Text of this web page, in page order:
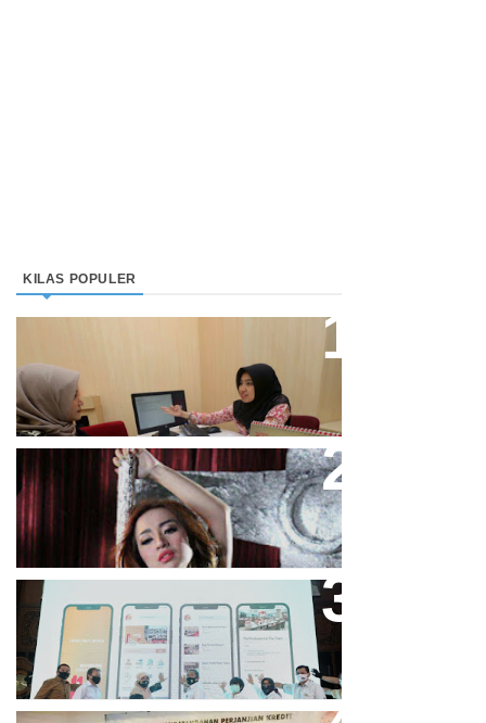
KILAS POPULER
Keuangan Syariah Di Indonesia
Meningkat
Cupi Cupita Luncurkan Single
“Yo Uwis”
Bandung Great Sale 2020 Go
Online Resmi Dimulai